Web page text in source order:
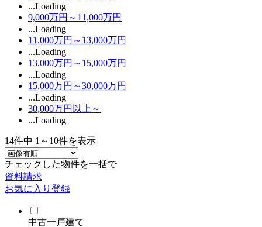
...Loading
9,000万円～11,000万円
...Loading
11,000万円～13,000万円
...Loading
13,000万円～15,000万円
...Loading
15,000万円～30,000万円
...Loading
30,000万円以上～
...Loading
14件中 1～10件を表示
チェックした物件を一括で
資料請求
お気に入り登録
中古一戸建て